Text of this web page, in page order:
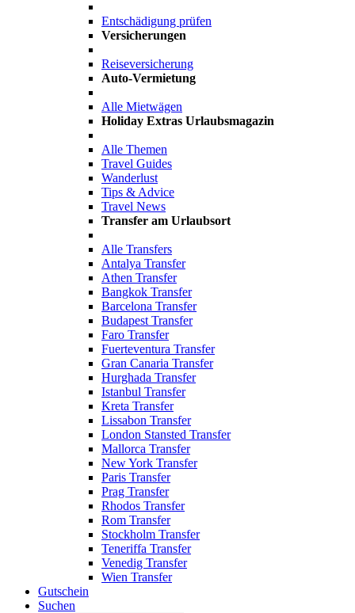
Entschädigung prüfen
Versicherungen
Reiseversicherung
Auto-Vermietung
Alle Mietwägen
Holiday Extras Urlaubsmagazin
Alle Themen
Travel Guides
Wanderlust
Tips & Advice
Travel News
Transfer am Urlaubsort
Alle Transfers
Antalya Transfer
Athen Transfer
Bangkok Transfer
Barcelona Transfer
Budapest Transfer
Faro Transfer
Fuerteventura Transfer
Gran Canaria Transfer
Hurghada Transfer
Istanbul Transfer
Kreta Transfer
Lissabon Transfer
London Stansted Transfer
Mallorca Transfer
New York Transfer
Paris Transfer
Prag Transfer
Rhodos Transfer
Rom Transfer
Stockholm Transfer
Teneriffa Transfer
Venedig Transfer
Wien Transfer
Gutschein
Suchen